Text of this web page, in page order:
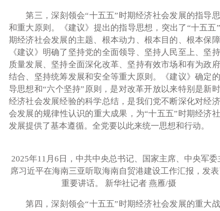
第三，深刻领会“十五五”时期经济社会发展的指导
和重大原则。《建议》提出的指导思想，突出了“十五五
期经济社会发展的主题、根本动力、根本目的、根本保
《建议》明确了坚持党的全面领导、坚持人民至上、坚
质量发展、坚持全面深化改革、坚持有效市场和有为政
结合、坚持统筹发展和安全等重大原则。《建议》确定
导思想和“六个坚持”原则，是对改革开放以来特别是新
经济社会发展经验的科学总结，是我们党不断深化对经
会发展的规律性认识的重大成果，为“十五五”时期经济
发展提供了基本遵循。全党要以此来统一思想和行动。
2025年11月6日，中共中央总书记、国家主席、中央军委
席习近平在海南三亚听取海南自贸港建设工作汇报，发
重要讲话。 新华社记者 燕雁/摄
第四，深刻领会“十五五”时期经济社会发展的重大